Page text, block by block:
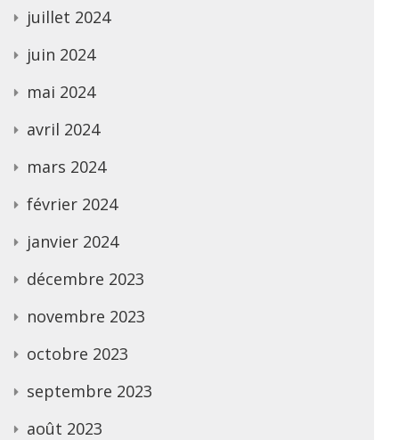
juillet 2024
juin 2024
mai 2024
avril 2024
mars 2024
février 2024
janvier 2024
décembre 2023
novembre 2023
octobre 2023
septembre 2023
août 2023